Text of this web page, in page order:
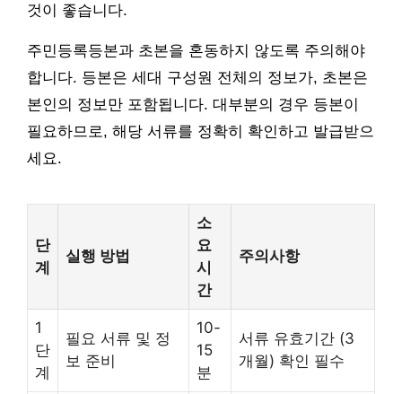
것이 좋습니다.
주민등록등본과 초본을 혼동하지 않도록 주의해야
합니다. 등본은 세대 구성원 전체의 정보가, 초본은
본인의 정보만 포함됩니다. 대부분의 경우 등본이
필요하므로, 해당 서류를 정확히 확인하고 발급받으
세요.
단
계
실행 방법
소
요
시
간
주의사항
1
단
계
필요 서류 및 정
보 준비
10-
15
분
서류 유효기간 (3
개월) 확인 필수